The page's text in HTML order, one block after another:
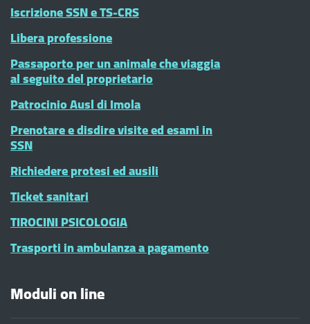
Iscrizione SSN e TS-CRS
Libera professione
Passaporto per un animale che viaggia
al seguito del proprietario
Patrocinio Ausl di Imola
Prenotare e disdire visite ed esami in
SSN
Richiedere protesi ed ausili
Ticket sanitari
TIROCINI PSICOLOGIA
Trasporti in ambulanza a pagamento
Moduli on line